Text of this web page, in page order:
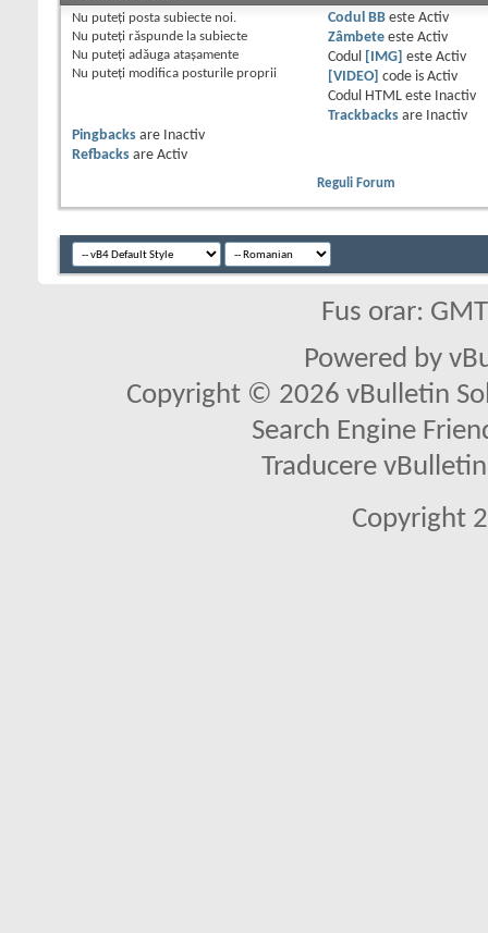
Nu puteţi posta subiecte noi.
Nu puteţi răspunde la subiecte
Nu puteţi adăuga ataşamente
Nu puteţi modifica posturile proprii
Codul BBeste Activ
Zâmbeteeste Activ
Codul
[IMG] este Activ
[VIDEO]
code is Activ
Codul HTML este
Inactiv
Trackbacksare
Inactiv
Pingbacks are
Inactiv
Refbacks are Activ
Reguli Forum
Fus orar:
Powered by
Copyright © 2026 vBulletin
Search Engine
Traducere
Copyright